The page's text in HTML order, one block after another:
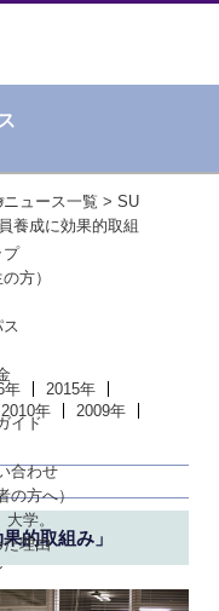
プ
方）
イド
合わせ
の方へ）
学。
理由
ュース一覧 > SU
養成に効果的取組
年
2015年
2010年
2009年
的取組み」